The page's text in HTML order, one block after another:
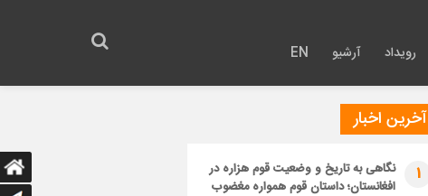
رویداد آرشیو EN
آخرین اخبار
1
نگاهی به تاریخ و وضعیت قوم هزاره در
افغانستان؛ داستان قوم همواره مغضوب